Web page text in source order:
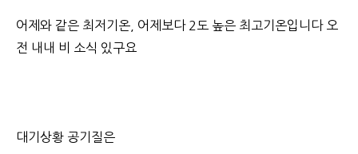
어제와 같은 최저기온, 어제보다 2도 높은 최고기온입니다 오
전 내내 비 소식 있구요
대기상황 공기질은